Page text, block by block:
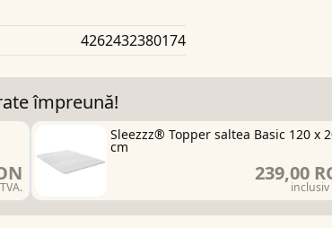
4262432380174
împreună!
Sleezzz® Topper saltea Basic 120 x
cm
239,00
inclusiv